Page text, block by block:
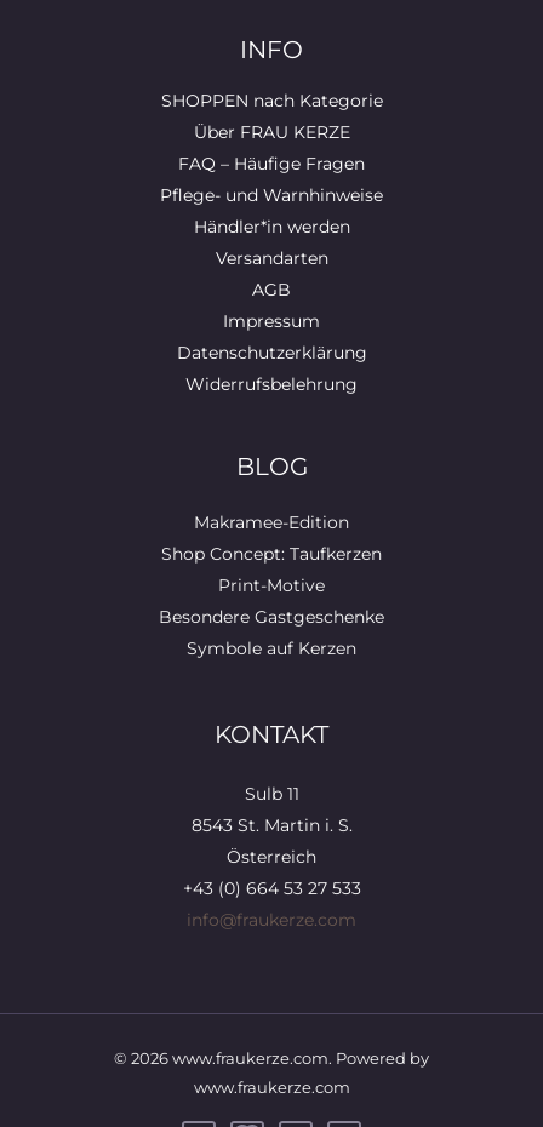
INFO
SHOPPEN nach Kategorie
Über FRAU KERZE
FAQ – Häufige Fragen
Pflege- und Warnhinweise
Händler*in werden
Versandarten
AGB
Impressum
Datenschutzerklärung
Widerrufsbelehrung
BLOG
Makramee-Edition
Shop Concept: Taufkerzen
Print-Motive
Besondere Gastgeschenke
Symbole auf Kerzen
KONTAKT
Sulb 11
8543 St. Martin i. S.
Österreich
+43 (0) 664 53 27 533
info@fraukerze.com
© 2026 www.fraukerze.com. Powered by
www.fraukerze.com